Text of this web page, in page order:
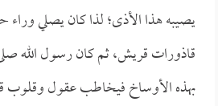
يصيبه هذا الأذى؛ لذا كان يصلي
قاذورات قريش، ثم كان رسول الله
بهذه الأوساخ فيخاطب عقول وقلوب